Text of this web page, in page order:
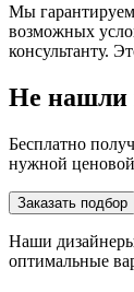
Мы
возможных
консультанту.
Не нашли
Бесплатно
нужной
Заказать подбор
Наши
оптимальные